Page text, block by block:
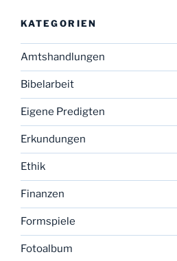
KATEGORIEN
Amtshandlungen
Bibelarbeit
Eigene Predigten
Erkundungen
Ethik
Finanzen
Formspiele
Fotoalbum